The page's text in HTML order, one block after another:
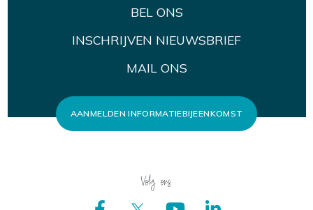
BEL ONS
INSCHRIJVEN NIEUWSBRIEF
MAIL ONS
AANMELDEN INFORMATIEBIJEENKOMST
Volg ons